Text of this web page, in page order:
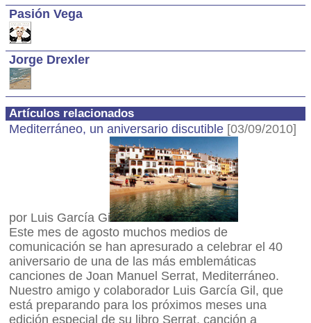
Pasión Vega
Jorge Drexler
Artículos relacionados
Mediterráneo, un aniversario discutible [03/09/2010]
por Luis García Gil
Este mes de agosto muchos medios de
comunicación se han apresurado a celebrar el 40
aniversario de una de las más emblemáticas
canciones de Joan Manuel Serrat, Mediterráneo.
Nuestro amigo y colaborador Luis García Gil, que
está preparando para los próximos meses una
edición especial de su libro Serrat, canción a